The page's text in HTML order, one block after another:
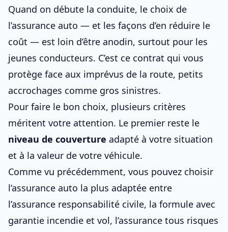
Quand on débute la conduite, le choix de
l’assurance auto — et les façons d’en réduire le
coût — est loin d’être anodin, surtout pour les
jeunes conducteurs. C’est ce contrat qui vous
protège face aux imprévus de la route, petits
accrochages comme gros sinistres.
Pour faire le bon choix, plusieurs critères
méritent votre attention. Le premier reste le
niveau de couverture adapté à votre situation
et à la valeur de votre véhicule.
Comme vu précédemment, vous pouvez choisir
l’assurance auto la plus adaptée entre
l’assurance responsabilité civile, la formule avec
garantie incendie et vol, l’assurance tous risques